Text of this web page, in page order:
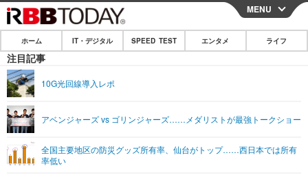
CLOSE
ホーム
IT・デジタル
ショッピング その他
SPEED TEST
エンタメ
エンタメTOP
ライフ
MENU
ホーム IT・デジタル SPEED TEST エンタメ ライフ
注目記事
10G光回線導入レポ
アベンジャーズ vs ゴリンジャーズ……メダリストが最強トークショー
全国主要地区の防災グッズ所有率、仙台がトップ……西日本では所有
率低い